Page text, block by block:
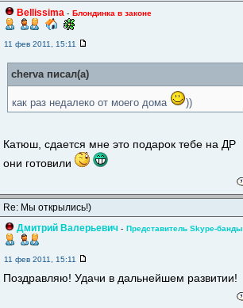
Bellissima - Блондинка в законе
11 фев 2011, 15:11
cherva писал(а)
как раз недалеко от моего дома ))
Катюш, сдается мне это подарок тебе на ДР
они готовили
Re: Мы открылись!)
Дмитрий Валерьевич - Представитель Skype-банды
11 фев 2011, 15:11
Поздравляю! Удачи в дальнейшем развитии!